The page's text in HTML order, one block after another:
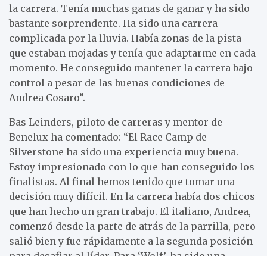
la carrera. Tenía muchas ganas de ganar y ha sido
bastante sorprendente. Ha sido una carrera
complicada por la lluvia. Había zonas de la pista
que estaban mojadas y tenía que adaptarme en cada
momento. He conseguido mantener la carrera bajo
control a pesar de las buenas condiciones de
Andrea Cosaro”.
Bas Leinders, piloto de carreras y mentor de
Benelux ha comentado: “El Race Camp de
Silverstone ha sido una experiencia muy buena.
Estoy impresionado con lo que han conseguido los
finalistas. Al final hemos tenido que tomar una
decisión muy difícil. En la carrera había dos chicos
que han hecho un gran trabajo. El italiano, Andrea,
comenzó desde la parte de atrás de la parrilla, pero
salió bien y fue rápidamente a la segunda posición